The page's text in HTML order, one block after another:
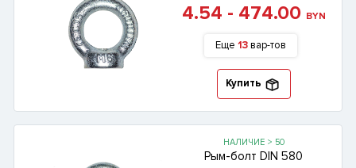
4.54 - 474.00 BYN
Еще 13вар-тов
Купить
НАЛИЧИЕ > 50
Рым-болт DIN 580